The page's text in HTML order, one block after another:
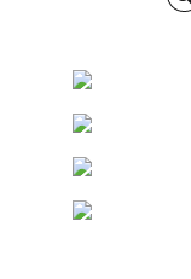
Facebook
ENVINET
RRS
RSS